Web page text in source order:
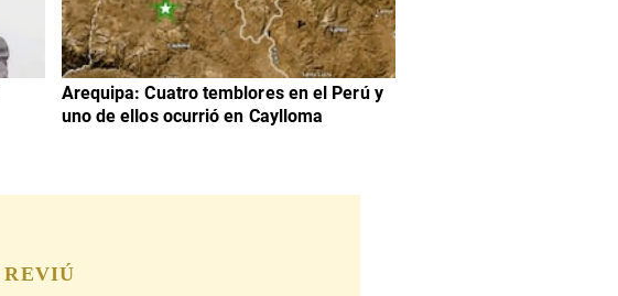
Arequipa: Cuatro temblores en el Perú y
uno de ellos ocurrió en Caylloma